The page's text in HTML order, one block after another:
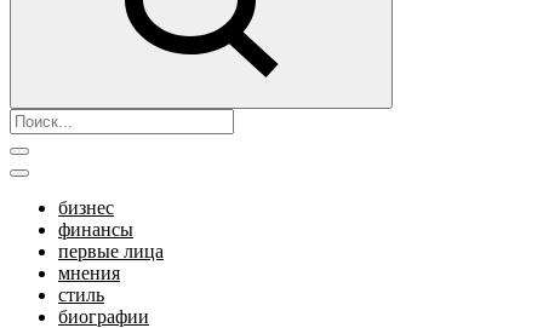
бизнес
финансы
первые лица
мнения
стиль
биографии